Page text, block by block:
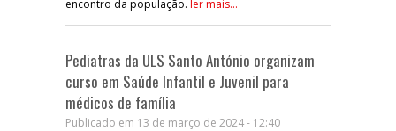
encontro da população. ler mais...
Pediatras da ULS Santo António organizam
curso em Saúde Infantil e Juvenil para
médicos de família
Publicado em 13 de março de 2024 - 12:40